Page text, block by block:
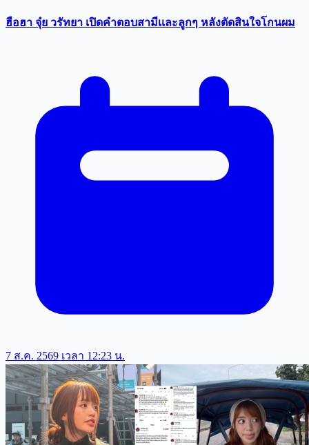
ฮือฮา จุ๋ย วรัทยา เปิดคำตอบสามีเเละลูกๆ หลังตัดสินใจโกนผม
7 ส.ค. 2569 เวลา 12:23 น.